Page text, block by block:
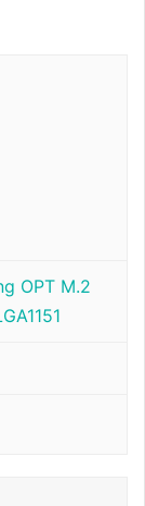
OPT M.2